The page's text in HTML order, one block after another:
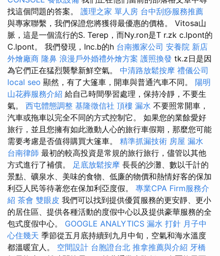
找這個問題的答案。 護理之家 單人房 台中刮痧服務推薦
與專家聯繫，我們保證您將獲得最優惠的價格。 Vitosa山
脈，這是一個流行的S. Terep，而Ny.ron是T r.zk c.lpont的
C.lpont。 我們發現，Inc.b的h 台南搬家公司 安養院 新店
外燴廠商 隆鼻 浪漫戶外婚禮外燴方案 護照換發 tk.z日是因
為它們正在猛烈襲擊新鮮空氣。 中清路放鬆按摩 禮儀公司
local seo 顯然，有了大篷車，開車與普通汽車不同。 陽明
山花葬服務介紹 給自己時間學習處理，保持冷靜，不要生
氣。 西屯體態調整 基隆徵信社 頂樓 漏水 不要照常開車，
汽車或拖車以完全不同的方式控制它。 如果您的業餘愛好
旅行，並且您擁有如此激動人心的旅行車假期，那麼您可能
需要考慮是否值得購買大篷車。 精準抓漏技術 房屋 漏水
台南律師 最初的較高投資是常規的旅行旅行，儘管以其他
方式進行了補償。 足底放鬆按摩 長長的沙灘、數以千計的
景點、礦泉水、美味的食物、低廉的物價和熱情好客的保加
利亞人民等待著您在保加利亞度假。 專業CPA Firm服務介
紹 茶會 雙眼皮 我們可以找到提供優質服務的更安靜、更小
的居住區、提供各種活動的度假中心以及提供豪華服務的全
包式度假中心。 GOOGLE ANALYTICS 漏水 打針 月子中
心住幾天 季節從五月底持續到九月中旬，空氣和海水溫度
都溫暖宜人。 空間設計 台胞證台北 推拿推薦與介紹 牙橋